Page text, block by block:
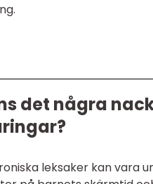
det några
leksaker kan vara